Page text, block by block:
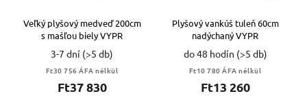
Veľký plyšový medveď 200cm
s mašľou biely VYPR
3-7 dní (>5 db)
Ft30 756 ÁFA nélkül
Ft37 830
Plyšový vankúš tuleň 60cm
nadýchaný VYPR
do 48 hodín (>5 db)
Ft10 780 ÁFA nélkül
Ft13 260